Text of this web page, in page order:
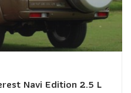
Navi Edition 2.5 L